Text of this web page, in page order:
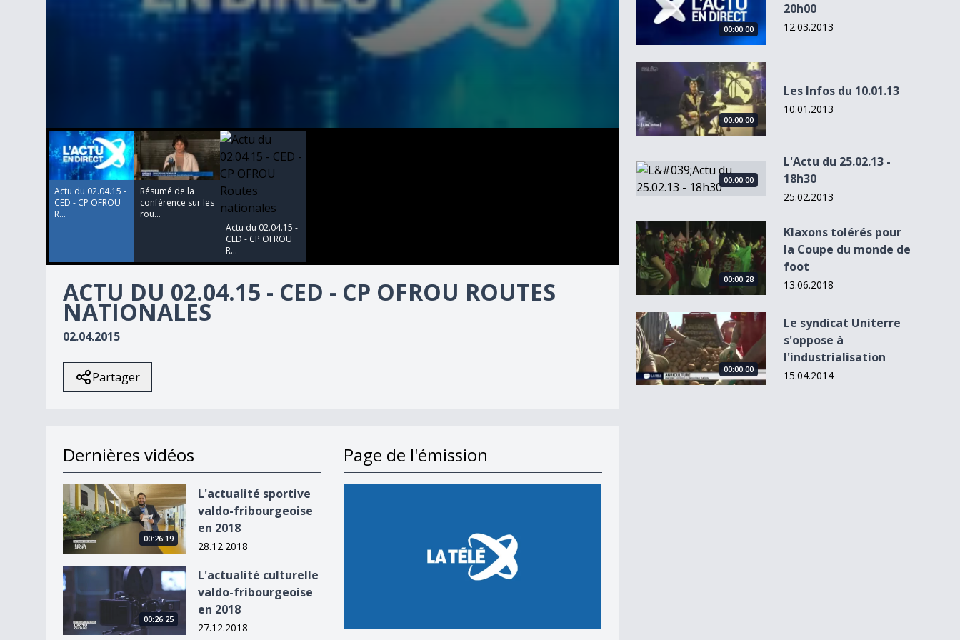
0
seconds
of
secondsVolume
90%
Actu du 02.04.15 -
CED - CP OFROU
R...
Résumé de la
conférence sur les
rou...
Actu du 02.04.15 -
CED - CP OFROU
R...
ACTU DU 02.04.15 - CED - CP OFROU ROUTES
NATIONALES
02.04.2015
Partager
Dernières vidéos
L&#039;actualité sportive valdo-fribourgeoise en 2018
00:26:19
L'actualité sportive
valdo-fribourgeoise
en 2018
28.12.2018
L&#039;actualité culturelle valdo-fribourgeoise en 2018
00:26:25
L'actualité culturelle
valdo-fribourgeoise
en 2018
27.12.2018
Page de l'émission
00:00:00
20h00
12.03.2013
Les Infos du 10.01.13
00:00:00
Les Infos du 10.01.13
10.01.2013
L&#039;Actu du 25.02.13 - 18h30
00:00:00
L'Actu du 25.02.13 -
18h30
25.02.2013
Klaxons tolérés pour la Coupe du monde de foot
00:00:28
Klaxons tolérés pour
la Coupe du monde de
foot
13.06.2018
Le syndicat Uniterre s&#039;oppose à
00:00:00
Le syndicat Uniterre
s'oppose à
l'industrialisation
15.04.2014